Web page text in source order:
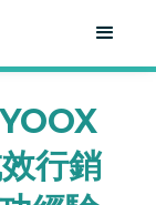
行銷